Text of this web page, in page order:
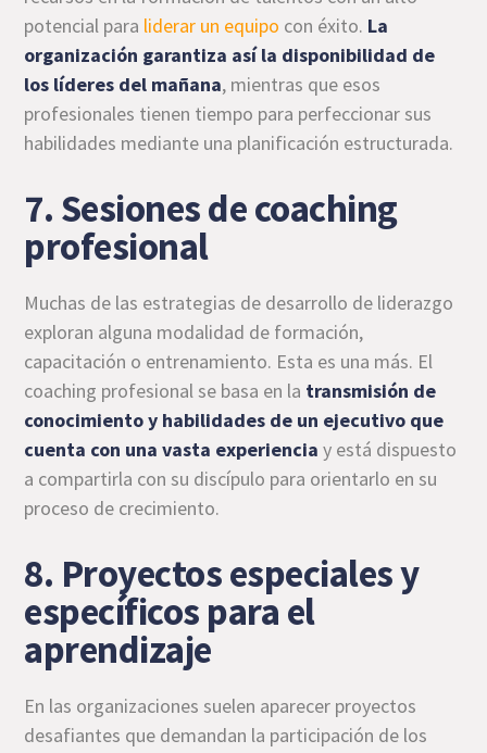
potencial para liderar un equipo con éxito. La
organización garantiza así la disponibilidad de
los líderes del mañana, mientras que esos
profesionales tienen tiempo para perfeccionar sus
habilidades mediante una planificación estructurada.
7. Sesiones de coaching
profesional
Muchas de las estrategias de desarrollo de liderazgo
exploran alguna modalidad de formación,
capacitación o entrenamiento. Esta es una más. El
coaching profesional se basa en la transmisión de
conocimiento y habilidades de un ejecutivo que
cuenta con una vasta experienciay está dispuesto
a compartirla con su discípulo para orientarlo en su
proceso de crecimiento.
8. Proyectos especiales y
específicos para el
aprendizaje
En las organizaciones suelen aparecer proyectos
desafiantes que demandan la participación de los